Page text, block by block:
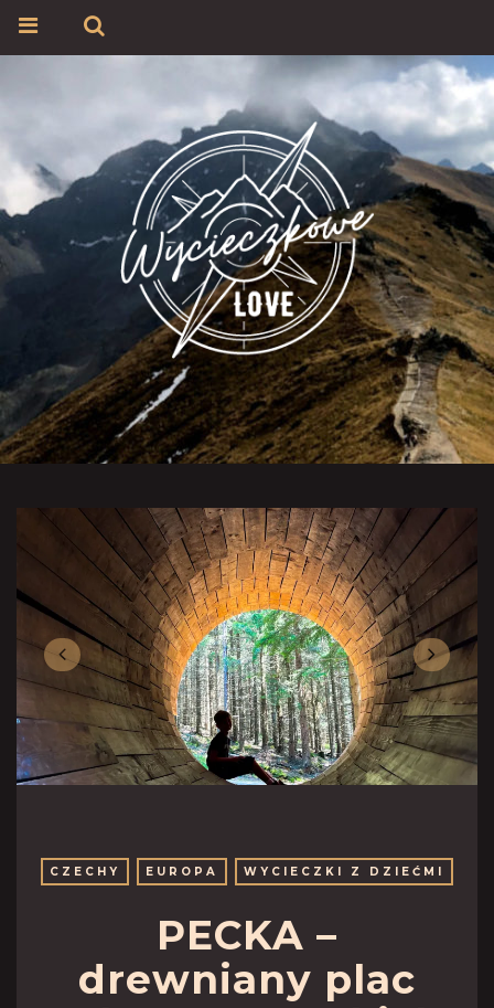
CZECHY EUROPA WYCIECZKI Z DZIEĆMI
PECKA –
drewniany plac